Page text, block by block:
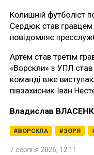
Колишній футболіст
Сердюк став гравцем
повідомляє
Артём став трётім
«Ворскли» з УПЛ став
команді вже
півзахисник Іван
Владислав
ВОРСКЛА ЗОРЯ
7 серпня 2026, 12:11